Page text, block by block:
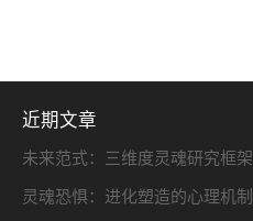
近期文章
未来范式：三维度灵魂研究框架
灵魂恐惧：进化塑造的心理机制